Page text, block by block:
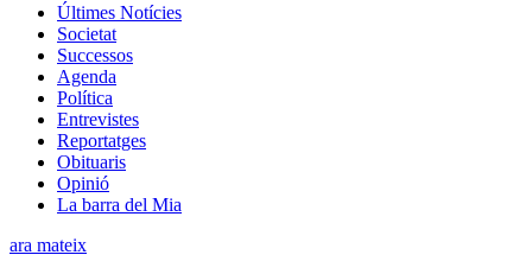
Últimes Notícies
Societat
Successos
Agenda
Política
Entrevistes
Reportatges
Obituaris
Opinió
La barra del Mia
ara mateix